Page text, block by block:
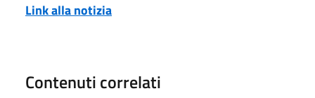
Link alla notizia
Contenuti correlati